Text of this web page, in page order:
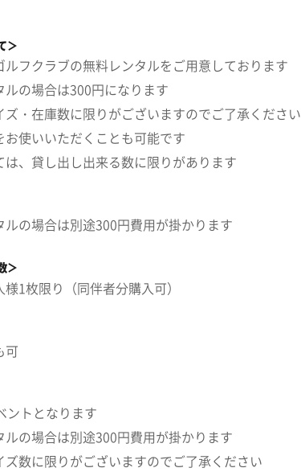
＞
ルフクラブの無料レンタルをご用意しております
ルの場合は300円になります
ズ・在庫数に限りがございますのでご了承ください
お使いいただくことも可能です
は、貸し出し出来る数に限りがあります
ルの場合は別途300円費用が掛かります
＞
様1枚限り（同伴者分購入可）
可
トとなります
の場合は別途300円費用が掛かります
数に限りがございますのでご了承ください